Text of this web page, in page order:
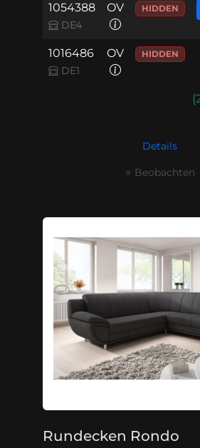
1054388
DE4
OV HIDDEN
1016486
DE1
OV HIDDEN
Details
⭐ Beobachten
Rundecken Rondo